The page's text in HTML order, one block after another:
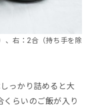
、右：2合（持ち手を除
っかり詰めると大
らいのご飯が入り